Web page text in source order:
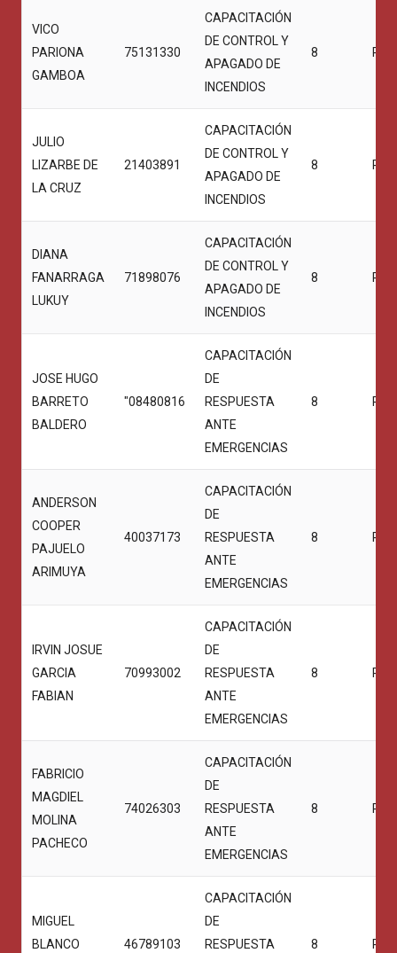
VICO
PARIONA
GAMBOA
75131330
CAPACITACIÓN
DE CONTROL Y
APAGADO DE
INCENDIOS
8
JULIO
LIZARBE DE
LA CRUZ
21403891
CAPACITACIÓN
DE CONTROL Y
APAGADO DE
INCENDIOS
8
DIANA
FANARRAGA
LUKUY
71898076
CAPACITACIÓN
DE CONTROL Y
APAGADO DE
INCENDIOS
8
JOSE HUGO
BARRETO
BALDERO
"08480816
CAPACITACIÓN
DE
RESPUESTA
ANTE
EMERGENCIAS
8
ANDERSON
COOPER
PAJUELO
ARIMUYA
40037173
CAPACITACIÓN
DE
RESPUESTA
ANTE
EMERGENCIAS
8
IRVIN JOSUE
GARCIA
FABIAN
70993002
CAPACITACIÓN
DE
RESPUESTA
ANTE
EMERGENCIAS
8
FABRICIO
MAGDIEL
MOLINA
PACHECO
74026303
CAPACITACIÓN
DE
RESPUESTA
ANTE
EMERGENCIAS
8
MIGUEL
BLANCO
46789103
CAPACITACIÓN
DE
RESPUESTA
8